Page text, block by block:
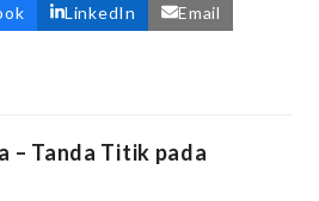
LinkedIn Email
– Tanda Titik pada